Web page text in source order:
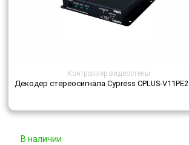
Контроллер видеостены
Декодер стереосигнала Cypress CPLUS-V11PE2
В наличии